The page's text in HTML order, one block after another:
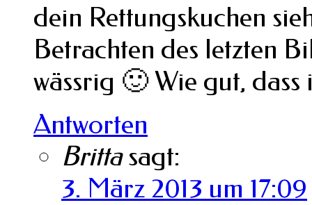
dein Rettungskuchen
Betrachten des letzten
wässrig 🙂 Wie gut,
Antworten
Britta sagt:
3. März 2013 um 17:09